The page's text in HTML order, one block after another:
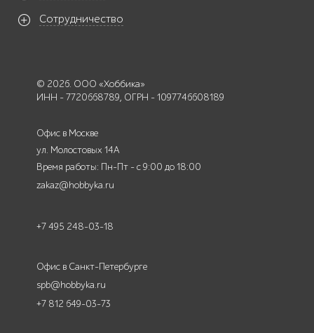
Сотрудничество
© 2026. ООО «Хоббика»
ИНН - 7720668789, ОГРН - 1097746608189
Офис в Москве
ул. Молостовых 14А
Время работы: Пн-Пт - с 9:00 до 18:00
zakaz@hobbyka.ru
+7 495 248-03-18
Офис в Санкт-Петербурге
spb@hobbyka.ru
+7 812 649-03-73